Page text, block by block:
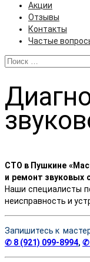
Акции
Отзывы
Контакты
Частые
СТО в Пушкине
и ремонт звуковых
Наши специалисты
неисправность и
Запишитесь к
✆ 8 (921) 099-8994, ✆